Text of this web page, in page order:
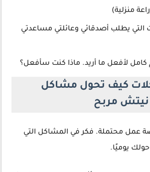
منزلية)
التي يطلب أصدقائي وعائلتي مساعدتي
كامل لأفعل ما أريد. ماذا كنت سأفعل؟
كيف تحول مشاكل
نيتش مربح
عمل محتملة. فكر في المشاكل التي
يوميًا.